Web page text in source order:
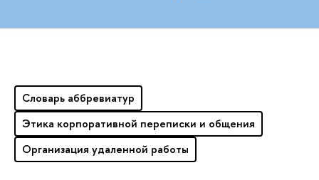
Словарь аббревиатур
Этика корпоративной переписки и общения
Организация удаленной работы